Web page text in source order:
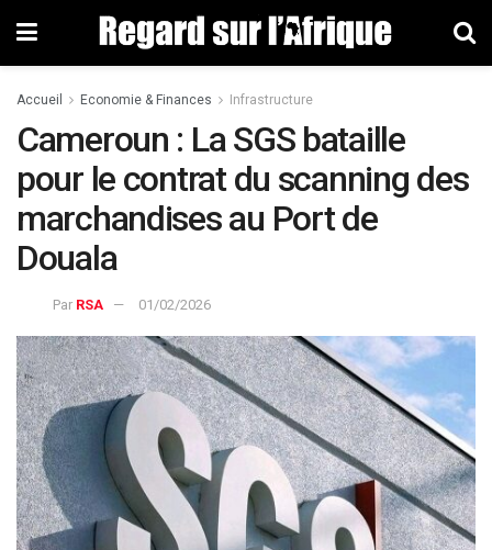
Accueil Economie & Finances Infrastructure
Cameroun : La SGS bataille
pour le contrat du scanning des
marchandises au Port de
Douala
Par RSA 01/02/2026